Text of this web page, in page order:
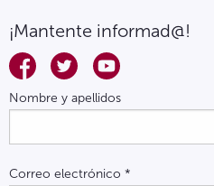
¡Mantente informad@!
Nombre y apellidos
Correo electrónico *